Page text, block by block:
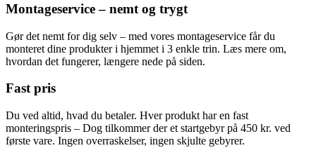
Montageservice – nemt og trygt
Gør det nemt for dig selv – med vores montageservice får du
monteret dine produkter i hjemmet i 3 enkle trin. Læs mere om,
hvordan det fungerer, længere nede på siden.
Fast pris
Du ved altid, hvad du betaler. Hver produkt har en fast
monteringspris – Dog tilkommer der et startgebyr på 450 kr. ved
første vare. Ingen overraskelser, ingen skjulte gebyrer.